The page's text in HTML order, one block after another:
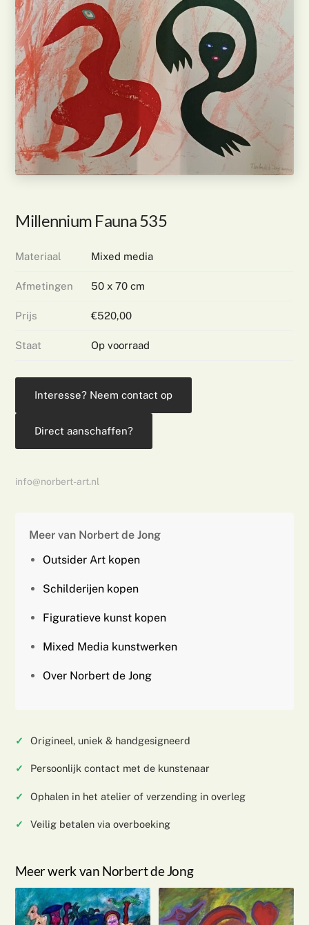
Millennium Fauna 535
Materiaal Mixed media
Afmetingen 50 x 70 cm
Prijs €520,00
Staat Op voorraad
Interesse? Neem contact op
Direct aanschaffen?
info@norbert-art.nl
Meer van Norbert de Jong
Outsider Art kopen
Schilderijen kopen
Figuratieve kunst kopen
Mixed Media kunstwerken
Over Norbert de Jong
Origineel, uniek & handgesigneerd
Persoonlijk contact met de kunstenaar
Ophalen in het atelier of verzending in overleg
Veilig betalen via overboeking
Meer werk van Norbert de Jong